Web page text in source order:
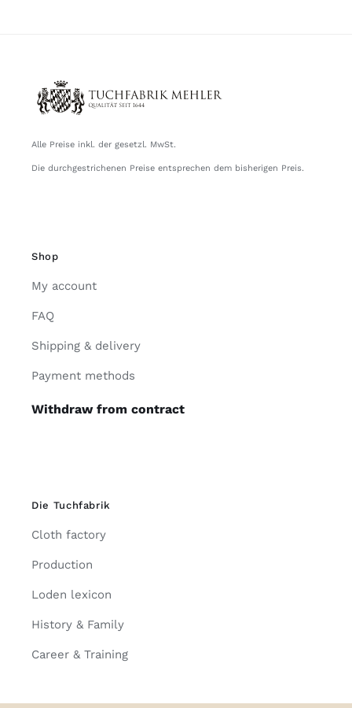
Alle Preise inkl. der gesetzl. MwSt.
Die durchgestrichenen Preise entsprechen dem bisherigen Preis.
Shop
My account
FAQ
Shipping & delivery
Payment methods
Withdraw from contract
Die Tuchfabrik
Cloth factory
Production
Loden lexicon
History & Family
Career & Training